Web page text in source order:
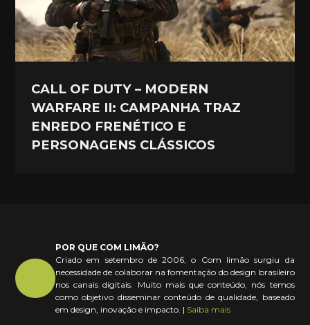
CALL OF DUTY – MODERN
WARFARE II: CAMPANHA TRAZ
ENREDO FRENÉTICO E
PERSONAGENS CLÁSSICOS
POR QUE COM LIMÃO?
Criado em setembro de 2006, o Com limão surgiu da
necessidade de colaborar na fomentação do design brasileiro
nos canais digitais. Muito mais que conteúdo, nós temos
como objetivo disseminar conteúdo de qualidade, baseado
em design, inovação e impacto. | Saiba mais